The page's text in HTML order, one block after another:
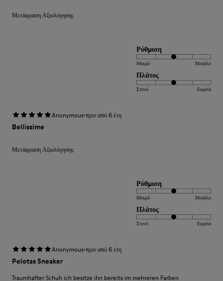
Μετάφραση Αξιολόγησης
Ρύθμιση
Μικρό Μεγάλο
Πλάτος
Στενό Ευρεία
Anonymous·πριν από 6 έτη
Bellissime
Μετάφραση Αξιολόγησης
Ρύθμιση
Μικρό Μεγάλο
Πλάτος
Στενό Ευρεία
Anonymous·πριν από 6 έτη
Pelotas Sneaker
Traumhafter Schuh ich besitze ihn bereits im mehreren Farben